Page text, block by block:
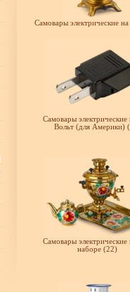
Самовары электрические
Самовары электрические
Вольт (для Америки)
Самовары электрические
наборе (22)